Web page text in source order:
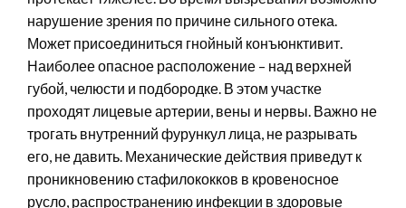
нарушение зрения по причине сильного отека.
Может присоединиться гнойный конъюнктивит.
Наиболее опасное расположение – над верхней
губой, челюсти и подбородке. В этом участке
проходят лицевые артерии, вены и нервы. Важно не
трогать внутренний фурункул лица, не разрывать
его, не давить. Механические действия приведут к
проникновению стафилококков в кровеносное
русло, распространению инфекции в здоровые